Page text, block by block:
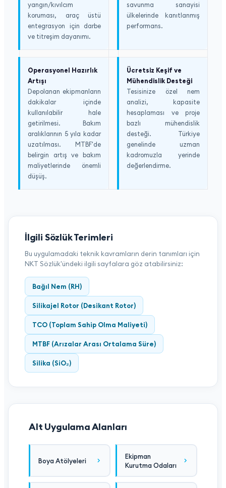
yangın/kıvılcım
koruması, araç üstü
entegrasyon için darbe
ve titreşim dayanımı.
savunma sanayisi
ülkelerinde kanıtlanmış
performans.
Operasyonel Hazırlık
Artışı
Depolanan ekipmanların
dakikalar içinde
kullanılabilir hale
getirilmesi. Bakım
aralıklarının 5 yıla kadar
uzatılması. MTBF'de
belirgin artış ve bakım
maliyetlerinde önemli
düşüş.
Ücretsiz Keşif ve
Mühendislik Desteği
Tesisinize özel nem
analizi, kapasite
hesaplaması ve proje
bazlı mühendislik
desteği. Türkiye
genelinde uzman
kadromuzla yerinde
değerlendirme.
İlgili Sözlük Terimleri
Bu uygulamadaki teknik kavramların derin tanımları için
NKT Sözlük'ündeki ilgili sayfalara göz atabilirsiniz:
Bağıl Nem (RH)
Silikajel Rotor (Desikant Rotor)
TCO (Toplam Sahip Olma Maliyeti)
MTBF (Arızalar Arası Ortalama Süre)
Silika (SiO₂)
Alt Uygulama Alanları
Boya Atölyeleri
Ekipman
Kurutma Odaları